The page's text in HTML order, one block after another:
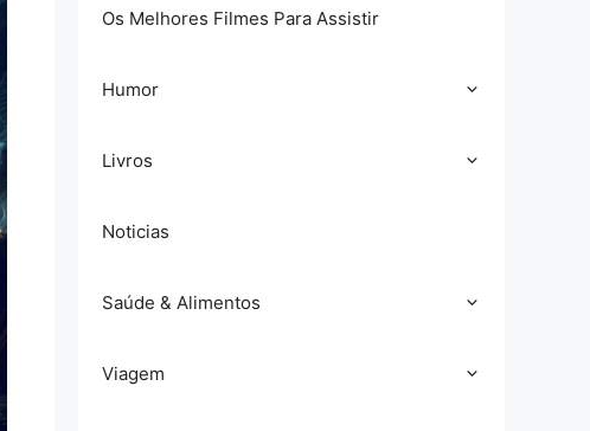
Os Melhores Filmes Para Assistir
Humor
Livros
Noticias
Saúde & Alimentos
Viagem